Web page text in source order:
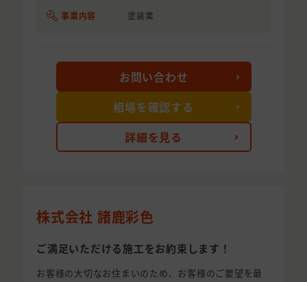
事業内容 塗装業
詳細を見る
お問い合わせ
相場を確認する
株式会社 諸鹿彩色
ご満足いただける施工をお約束します！
お客様の大切なお住まいのため、お客様のご要望を最